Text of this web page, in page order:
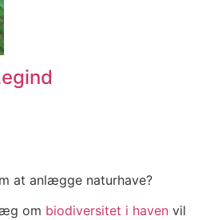
at anlægge naturhave?
om biodiversitet i haven vil